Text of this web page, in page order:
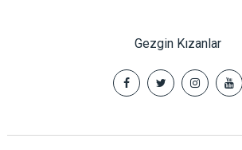
Gezgin Kızanlar